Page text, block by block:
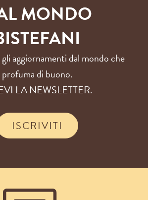
MONDO
aggiornamenti dal mondo che
profuma di buono.
LA NEWSLETTER.
ISCRIVITI